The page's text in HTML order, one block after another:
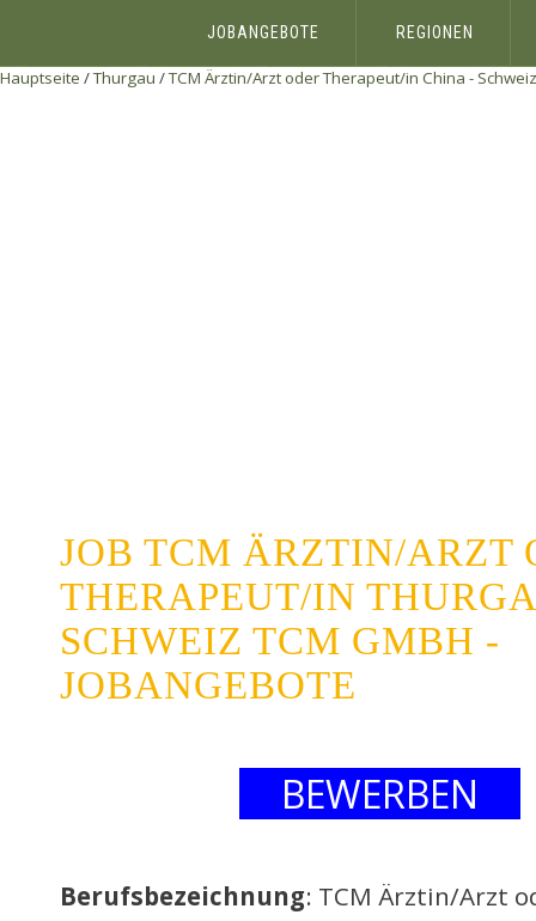
JOBANGEBOTE REGIONEN
Hauptseite /Thurgau /TCM Ärztin/Arzt oder Therapeut/in China -
JOB TCM ÄRZTIN/ARZT
THERAPEUT/IN
SCHWEIZ TCM GMBH -
JOBANGEBOTE
BEWERBEN
Berufsbezeichnung: TCM Ärztin/Arzt